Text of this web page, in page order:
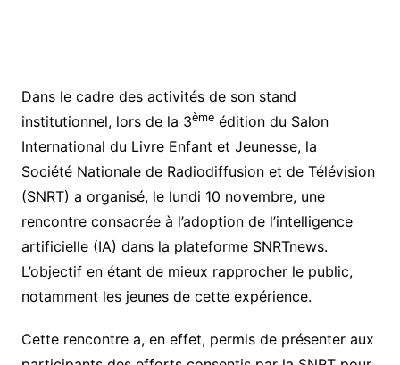
Dans le cadre des activités de son stand
institutionnel, lors de la 3èmeédition du Salon
International du Livre Enfant et Jeunesse, la
Société Nationale de Radiodiffusion et de Télévision
(SNRT) a organisé, le lundi 10 novembre, une
rencontre consacrée à l’adoption de l’intelligence
artificielle (IA) dans la plateforme SNRTnews.
L’objectif en étant de mieux rapprocher le public,
notamment les jeunes de cette expérience.
Cette rencontre a, en effet, permis de présenter aux